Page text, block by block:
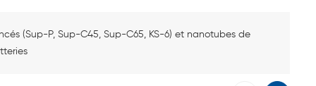
(Sup-P, Sup-C45, Sup-C65, KS-6) et nanotubes de